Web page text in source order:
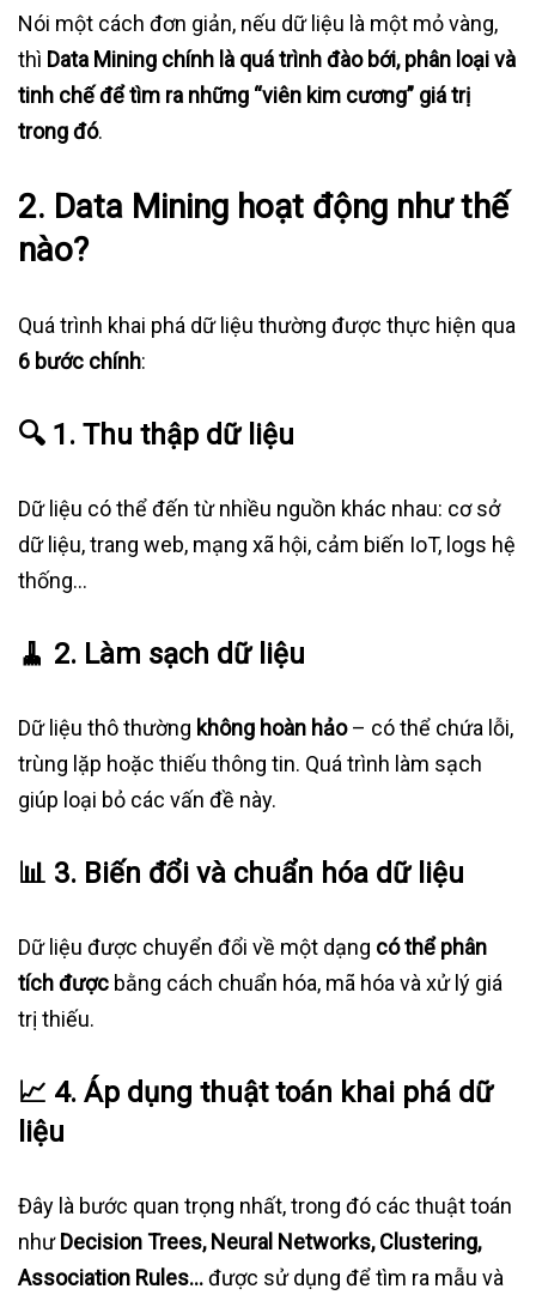
Nói một cách đơn giản, nếu dữ liệu là một mỏ vàng,
thì Data Mining chính là quá trình đào bới, phân loại và
tinh chế để tìm ra những “viên kim cương” giá trị
trong đó.
2. Data Mining hoạt động như thế
nào?
Quá trình khai phá dữ liệu thường được thực hiện qua
6 bước chính:
🔍 1. Thu thập dữ liệu
Dữ liệu có thể đến từ nhiều nguồn khác nhau: cơ sở
dữ liệu, trang web, mạng xã hội, cảm biến IoT, logs hệ
thống…
🧹 2. Làm sạch dữ liệu
Dữ liệu thô thường không hoàn hảo– có thể chứa lỗi,
trùng lặp hoặc thiếu thông tin. Quá trình làm sạch
giúp loại bỏ các vấn đề này.
📊 3. Biến đổi và chuẩn hóa dữ liệu
Dữ liệu được chuyển đổi về một dạng có thể phân
tích được bằng cách chuẩn hóa, mã hóa và xử lý giá
trị thiếu.
📈 4. Áp dụng thuật toán khai phá dữ
liệu
Đây là bước quan trọng nhất, trong đó các thuật toán
như Decision Trees, Neural Networks, Clustering,
Association Rules…được sử dụng để tìm ra mẫu và